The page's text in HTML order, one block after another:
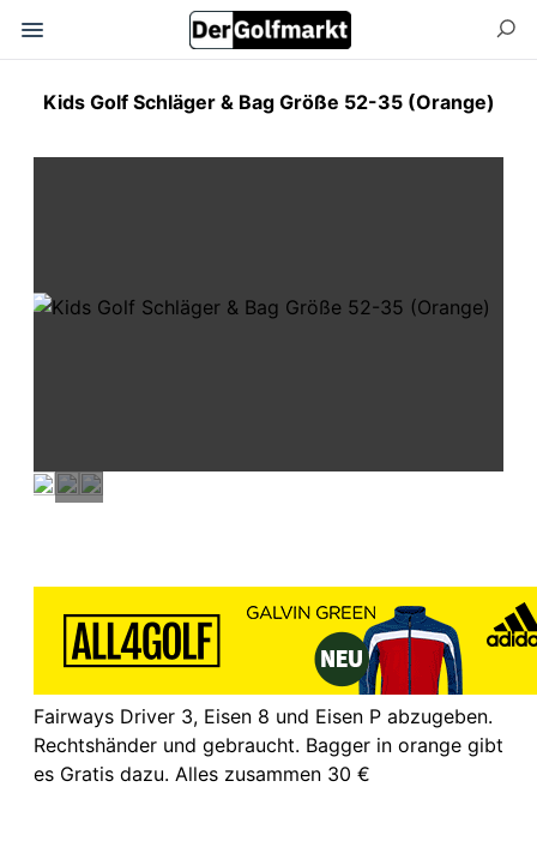
Kids Golf Schläger & Bag Größe 52-35 (Orange)
Fairways Driver 3, Eisen 8 und Eisen P abzugeben.
Rechtshänder und gebraucht. Bagger in orange gibt
es Gratis dazu. Alles zusammen 30 €